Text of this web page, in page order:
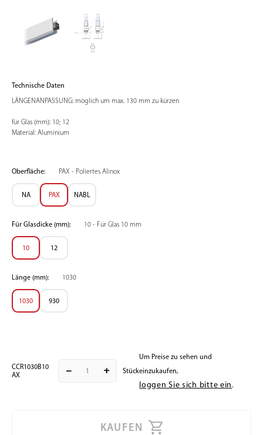
Technische Daten
LÄNGENANPASSUNG: möglich um max. 130 mm zu kürzen
für Glas (mm): 10; 12
Material: Aluminium
Oberfläche: PAX - Poliertes Alinox
NA PAX NABL
Für Glasdicke (mm): 10 - Für Glas 10 mm
10 12
Länge (mm): 1030
1030 930
CCR1030B10
AX
remove add Stück
Um Preise zu sehen und
einzukaufen,
loggen Sie sich bitte ein.
KAUFEN